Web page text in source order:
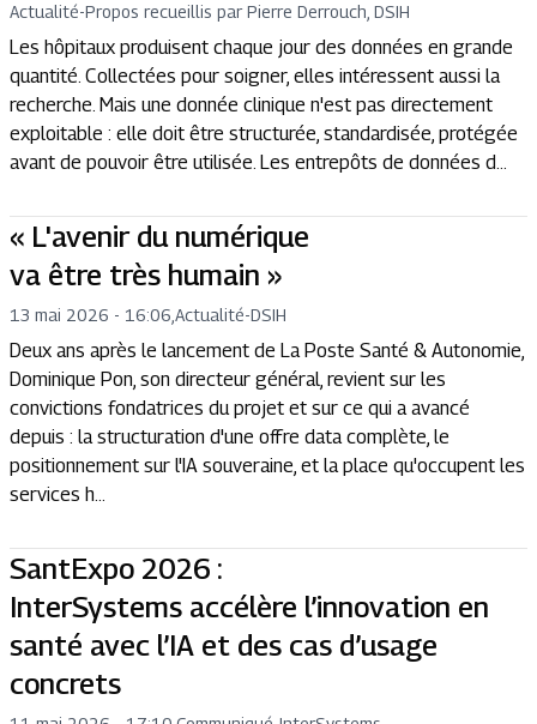
Actualité-Propos recueillis par Pierre Derrouch, DSIH
Les hôpitaux produisent chaque jour des données en grande
quantité. Collectées pour soigner, elles intéressent aussi la
recherche. Mais une donnée clinique n'est pas directement
exploitable : elle doit être structurée, standardisée, protégée
avant de pouvoir être utilisée. Les entrepôts de données d...
« L'avenir du numérique
va être très humain »
13 mai 2026 - 16:06 Actualité-DSIH
Deux ans après le lancement de La Poste Santé & Autonomie,
Dominique Pon, son directeur général, revient sur les
convictions fondatrices du projet et sur ce qui a avancé
depuis : la structuration d'une offre data complète, le
positionnement sur l'IA souveraine, et la place qu'occupent les
services h...
SantExpo 2026 :
InterSystems accélère l’innovation en
santé avec l’IA et des cas d’usage
concrets